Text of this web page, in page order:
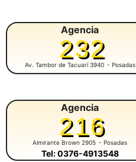
Agencia
232
Av. Tambor de Tacuarí 3940 - Posadas
Agencia
216
Almirante Brown 2905 - Posadas
Tel: 0376-4913548